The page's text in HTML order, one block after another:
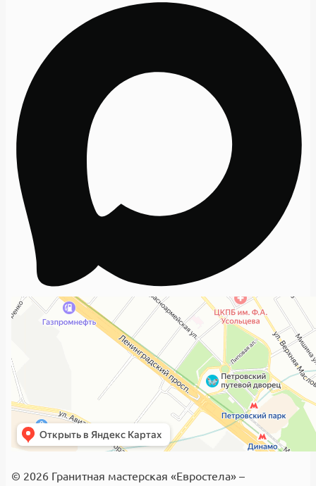
© 2026 Гранитная мастерская «Евростела» –